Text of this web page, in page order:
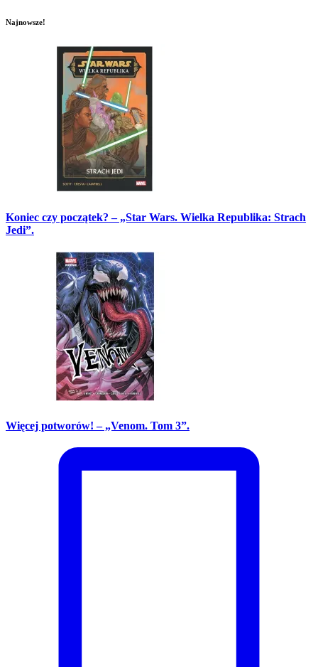
Najnowsze!
Koniec czy początek? – „Star Wars. Wielka Republika: Strach
Jedi”.
Więcej potworów! – „Venom. Tom 3”.